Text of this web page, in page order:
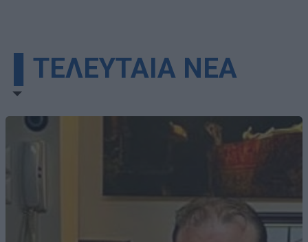
▌ΤΕΛΕΥΤΑΙΑ ΝΕΑ